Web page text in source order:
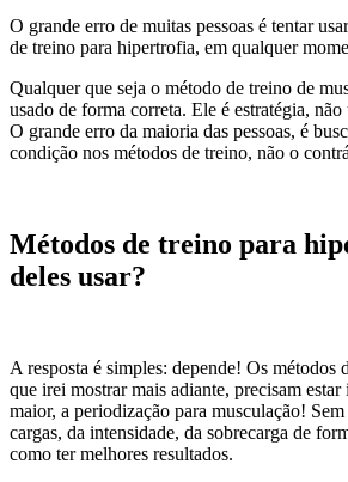
O grande erro de muitas pessoas é tentar
de treino para hipertrofia, em qualquer
Qualquer que seja o método de treino de
usado de forma correta. Ele é estratégia,
O grande erro da maioria das pessoas, é
condição nos métodos de treino, não o
Métodos de treino para
deles usar?
A resposta é simples: depende! Os métodos
que irei mostrar mais adiante, precisam
maior, a periodização para musculação!
cargas, da intensidade, da sobrecarga de
como ter melhores resultados.